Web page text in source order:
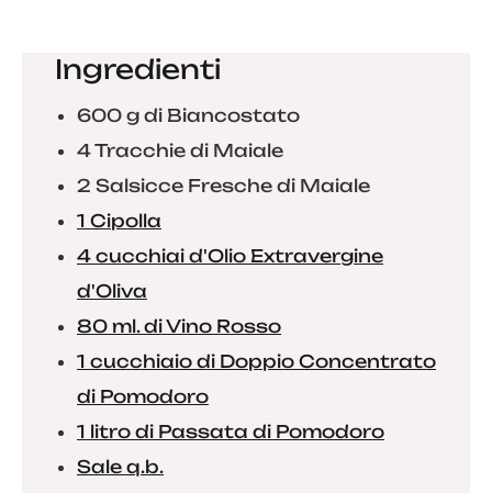
Ingredienti
600 g di Biancostato
4 Tracchie di Maiale
2 Salsicce Fresche di Maiale
1 Cipolla
4 cucchiai d'Olio Extravergine
d'Oliva
80 ml. di Vino Rosso
1 cucchiaio di Doppio Concentrato
di Pomodoro
1 litro di Passata di Pomodoro
Sale q.b.